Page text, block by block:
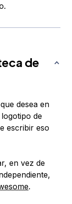
de
desea en
de
escribir eso
en vez de
.